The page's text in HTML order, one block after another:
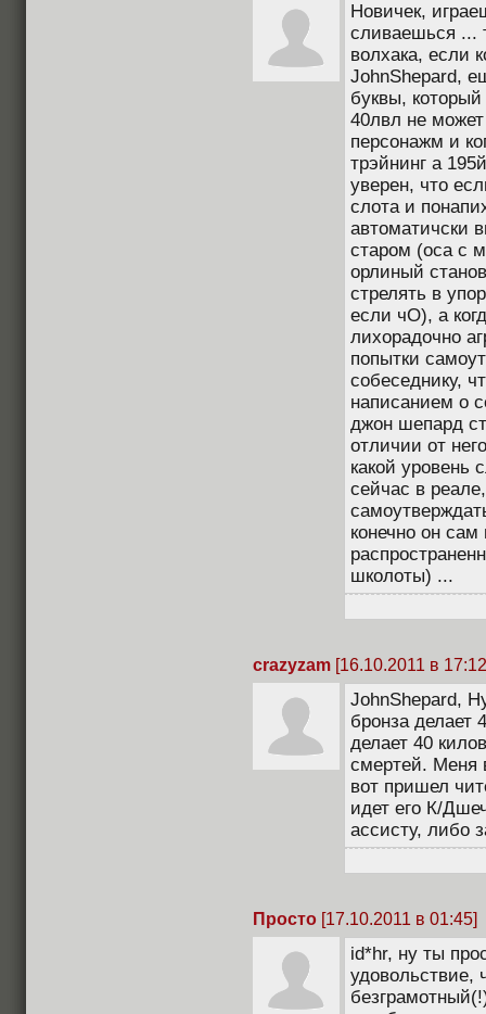
Новичек,
сливаешься ...
волхака, если
JohnShepard,
буквы,
40лвл не
персонажм и
трэйнинг а
уверен, что
слота и
автоматичски
старом (оса с
орлиный
стрелять в
если чО), а
лихорадочно
попытки
собеседнику,
написанием о
джон шепард
отличии от
какой уровень
сейчас в
конечно он
школоты) ...
crazyzam [16.10.2011 в
JohnShepard,
бронза делает
делает 40
смертей. Меня
вот пришел
идет его К/
ассисту, либо
Просто [17.10.2011 в 01:45]
id*hr, ну ты
удовольствие,